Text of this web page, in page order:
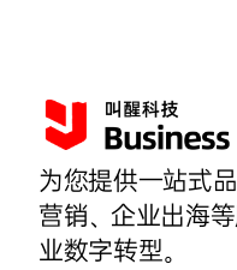
为您提供一站式
营销、企业出海
业数字转型。